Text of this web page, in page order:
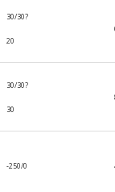
30/30?
20
30/30?
30
-250/0